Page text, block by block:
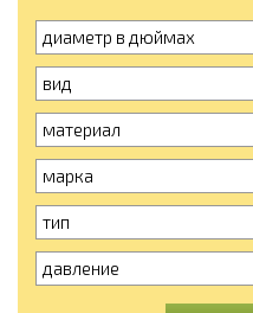
диаметр в дюймах
вид
материал
марка
тип
давление